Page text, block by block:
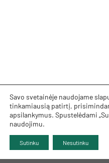
Savo svetainėje naudojame
tinkamiausią patirtį,
apsilankymus. Spustelėdami
naudojimu.
Sutinku Nesutinku